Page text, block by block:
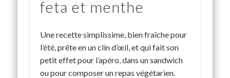
feta et menthe
Une recette simplissime, bien fraîche pour
l’été, prête en un clin d’œil, et qui fait son
petit effet pour l’apéro, dans un sandwich
ou pour composer un repas végétarien.